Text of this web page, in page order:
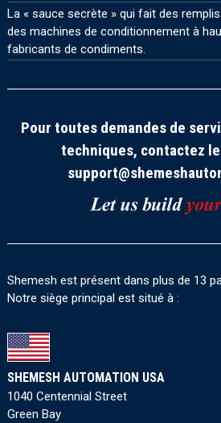
La « sauce secrète » qui fait des
des machines de conditionnement à
fabricants de condiments.
Pour toutes demandes de
techniques, contactez
Shemesh est présent dans plus de 13
Notre siège principal est situé à :
SHEMESH AUTOMATION USA
1040 Centennial Street
Green Bay